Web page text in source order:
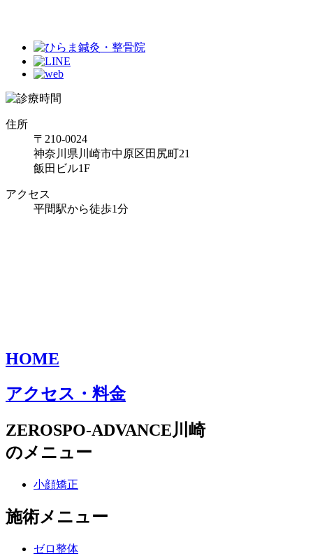
住所
〒210-0024
神奈川県川崎市中原区田尻町21
飯田ビル1F
アクセス
平間駅から徒歩1分
HOME
アクセス・料金
ZEROSPO-ADVANCE川崎
のメニュー
小顔矯正
施術メニュー
ゼロ整体